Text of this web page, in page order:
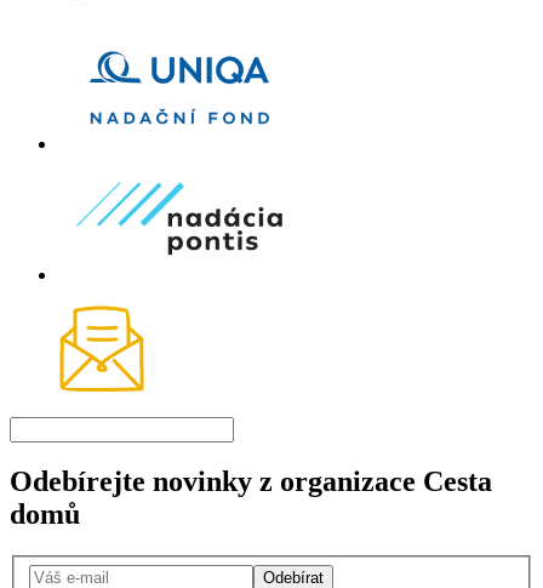
Odebírejte novinky z organizace Cesta
domů
Odebírat